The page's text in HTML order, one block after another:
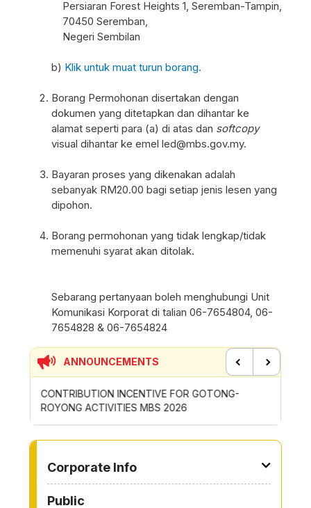
Persiaran Forest Heights 1, Seremban-Tampin,
70450 Seremban,
Negeri Sembilan
b) Klik untuk muat turun borang.
Borang Permohonan disertakan dengan
dokumen yang ditetapkan dan dihantar ke
alamat seperti para (a) di atas dan softcopy
visual dihantar ke emel led@mbs.gov.my.
Bayaran proses yang dikenakan adalah
sebanyak RM20.00 bagi setiap jenis lesen yang
dipohon.
Borang permohonan yang tidak lengkap/tidak
memenuhi syarat akan ditolak.
Sebarang pertanyaan boleh menghubungi Unit
Komunikasi Korporat di talian 06-7654804, 06-
7654828 & 06-7654824
ANNOUNCEMENTS
CONTRIBUTION INCENTIVE FOR GOTONG-
ROYONG ACTIVITIES MBS 2026
Corporate Info
Public